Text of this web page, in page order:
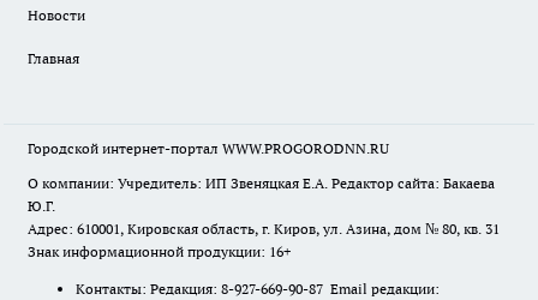
Новости
Главная
Городской интернет-портал WWW.PROGORODNN.RU
О компании: Учредитель: ИП Звеняцкая Е.А. Редактор сайта: Бакаева
Ю.Г.
Адрес: 610001, Кировская область, г. Киров, ул. Азина, дом № 80, кв. 31
Знак информационной продукции: 16+
Контакты: Редакция: 8-927-669-90-87 Email редакции: